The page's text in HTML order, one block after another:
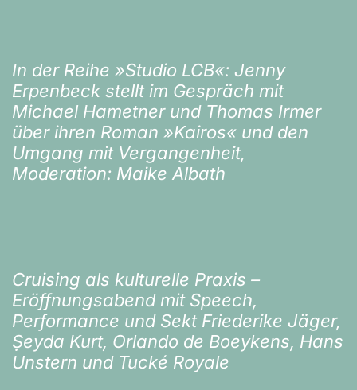
In der Reihe »Studio LCB«: Jenny
Erpenbeck stellt im Gespräch mit
Michael Hametner und Thomas Irmer
über ihren Roman »Kairos« und den
Umgang mit Vergangenheit,
Moderation: Maike Albath
Cruising als kulturelle Praxis –
Eröffnungsabend mit Speech,
Performance und Sekt Friederike Jäger,
Ṣeyda Kurt, Orlando de Boeykens, Hans
Unstern und Tucké Royale